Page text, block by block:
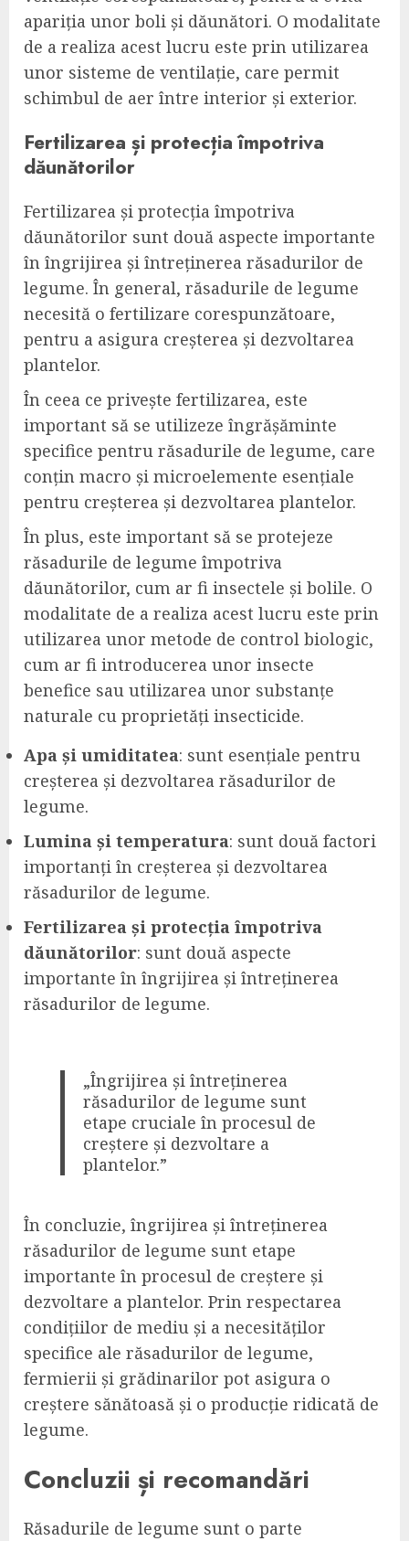
apariția unor boli și dăunători. O modalitate
de a realiza acest lucru este prin utilizarea
unor sisteme de ventilație, care permit
schimbul de aer între interior și exterior.
Fertilizarea și protecția împotriva
dăunătorilor
Fertilizarea și protecția împotriva
dăunătorilor sunt două aspecte importante
în îngrijirea și întreținerea răsadurilor de
legume. În general, răsadurile de legume
necesită o fertilizare corespunzătoare,
pentru a asigura creșterea și dezvoltarea
plantelor.
În ceea ce privește fertilizarea, este
important să se utilizeze îngrășăminte
specifice pentru răsadurile de legume, care
conțin macro și microelemente esențiale
pentru creșterea și dezvoltarea plantelor.
În plus, este important să se protejeze
răsadurile de legume împotriva
dăunătorilor, cum ar fi insectele și bolile. O
modalitate de a realiza acest lucru este prin
utilizarea unor metode de control biologic,
cum ar fi introducerea unor insecte
benefice sau utilizarea unor substanțe
naturale cu proprietăți insecticide.
Apa și umiditatea: sunt esențiale pentru
creșterea și dezvoltarea răsadurilor de
legume.
Lumina și temperatura: sunt două factori
importanți în creșterea și dezvoltarea
răsadurilor de legume.
Fertilizarea și protecția împotriva
dăunătorilor: sunt două aspecte
importante în îngrijirea și întreținerea
răsadurilor de legume.
„Îngrijirea și întreținerea
răsadurilor de legume sunt
etape cruciale în procesul de
creștere și dezvoltare a
plantelor.”
În concluzie, îngrijirea și întreținerea
răsadurilor de legume sunt etape
importante în procesul de creștere și
dezvoltare a plantelor. Prin respectarea
condițiilor de mediu și a necesităților
specifice ale răsadurilor de legume,
fermierii și grădinarilor pot asigura o
creștere sănătoasă și o producție ridicată de
legume.
Concluzii și recomandări
Răsadurile de legume sunt o parte